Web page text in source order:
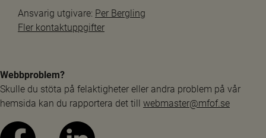
Ansvarig utgivare: Per Bergling
Fler kontaktuppgifter
Webbproblem?
Skulle du stöta på felaktigheter eller andra problem på vår
hemsida kan du rapportera det till webmaster@mfof.se